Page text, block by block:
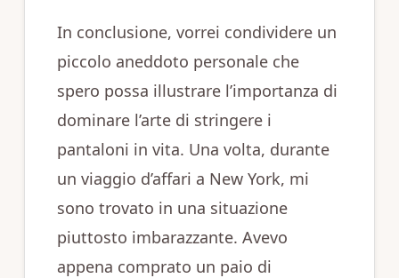
In conclusione, vorrei condividere un
piccolo aneddoto personale che
spero possa illustrare l’importanza di
dominare l’arte di stringere i
pantaloni in vita. Una volta, durante
un viaggio d’affari a New York, mi
sono trovato in una situazione
piuttosto imbarazzante. Avevo
appena comprato un paio di